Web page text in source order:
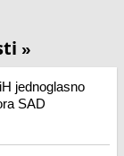
»
jednoglasno
SAD